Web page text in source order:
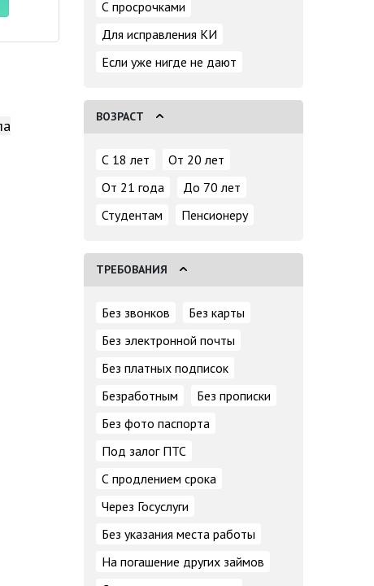
С просрочками
Для исправления КИ
Если уже нигде не дают
ВОЗРАСТ
С 18 лет
От 20 лет
От 21 года
До 70 лет
Студентам
Пенсионеру
ТРЕБОВАНИЯ
Без звонков
Без карты
Без электронной почты
Без платных подписок
Безработным
Без прописки
Без фото паспорта
Под залог ПТС
С продлением срока
Через Госуслуги
Без указания места работы
На погашение других займов